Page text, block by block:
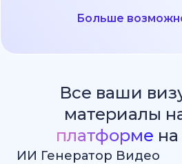
Больше
Все ваши
материалы
платформе
ИИ Генератор Видео